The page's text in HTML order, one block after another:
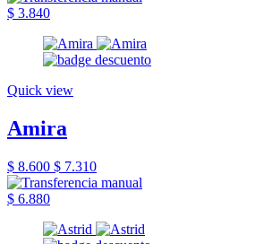
$ 3.840
Quick view
Amira
$ 8.600 $ 7.310
$ 6.880